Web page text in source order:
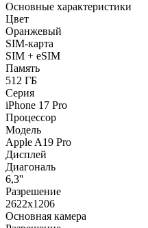
Основные характеристики
Цвет
Оранжевый
SIM-карта
SIM + eSIM
Память
512 ГБ
Серия
iPhone 17 Pro
Процессор
Модель
Apple A19 Pro
Дисплей
Диагональ
6,3''
Разрешение
2622x1206
Основная камера